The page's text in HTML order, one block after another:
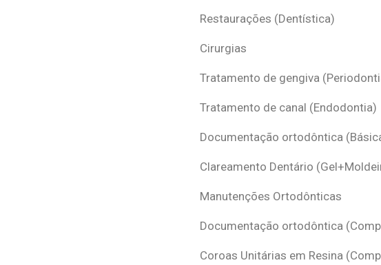
Restaurações (Dentística)
Cirurgias
Tratamento de gengiva
Tratamento de canal (Endodontia)
Documentação ortodôntica
Clareamento Dentário
Manutenções Ortodônticas
Documentação ortodôntica
Coroas Unitárias em Resina